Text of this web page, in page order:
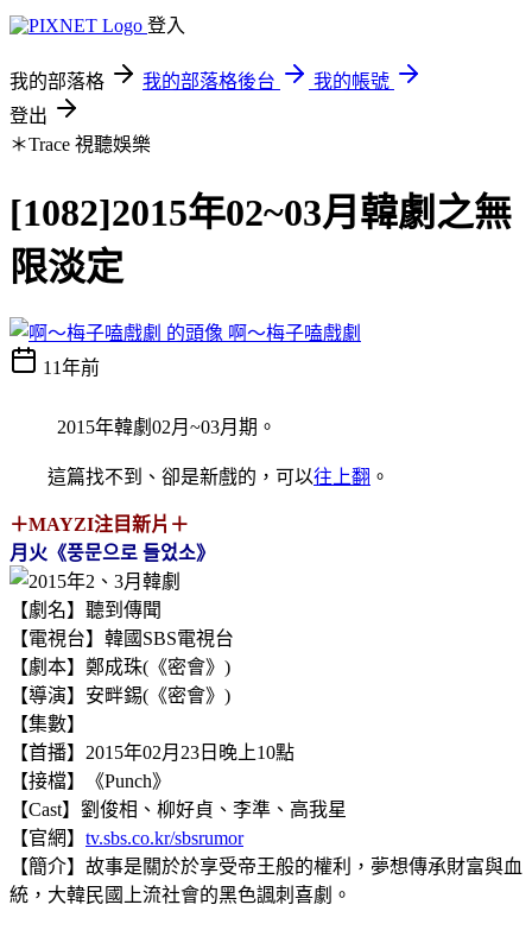
登入
我的部落格 我的部落格後台
我的帳號
登出
＊Trace 視聽娛樂
[1082]2015年02~03月韓劇之無
限淡定
啊～梅子嗑戲劇
11年前
2015年韓劇02月~03月期。
這篇找不到、卻是新戲的，可以往上翻 。
＋MAYZI注目新片＋
月火《풍문으로 들었소》
【劇名】聽到傳聞
【電視台】韓國SBS電視台
【劇本】鄭成珠(《密會》)
【導演】安畔錫(《密會》)
【集數】
【首播】2015年02月23日晚上10點
【接檔】《Punch》
【Cast】劉俊相、柳好貞、李準、高我星
【官網】 tv.sbs.co.kr/sbsrumor
【簡介】故事是關於於享受帝王般的權利，夢想傳承財富與血
統，大韓民國上流社會的黑色諷刺喜劇。